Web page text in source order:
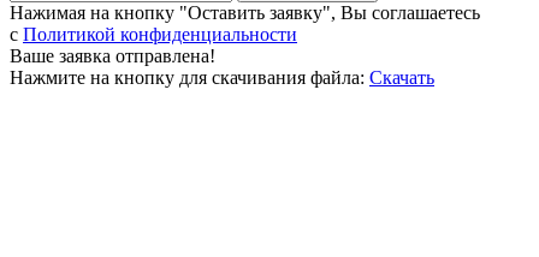
Нажимая на кнопку "Оставить заявку", Вы соглашаетесь
c Политикой конфиденциальности
Ваше заявка отправлена!
Нажмите на кнопку для скачивания файла: Скачать